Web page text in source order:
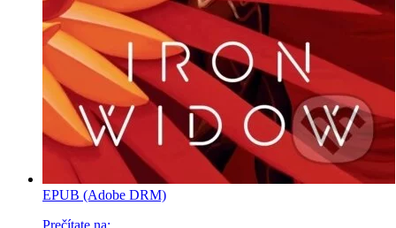
EPUB (Adobe DRM)
Prečítate na: